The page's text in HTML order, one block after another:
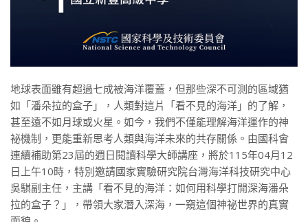
地球表面雖有超過七成被海洋覆蓋，但那些深不可測的區域猶
如「潘朵拉的盒子」，人類對這片「看不見的海洋」的了解，
甚至遠不如月球或火星。如今，我們不僅能理解海洋運作的神
祕機制，更能重新思考人類與海洋未來的共存關係。由國科會
連續補助第23屆的週日閱讀科學大師講座，將於115年04月12
日上午10時，特別邀請國家實驗研究院台灣海洋科技研究中心
吳騏副主任，主講「看不見的海洋：如何用科學打開深海潘朵
拉的盒子？」，帶領大家潛入深海，一窺這個神祕世界的真實